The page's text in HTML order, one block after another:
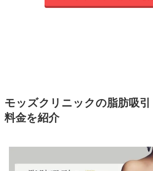
モッズクリニックの脂肪吸引
料金を紹介